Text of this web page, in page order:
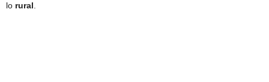
lo rural